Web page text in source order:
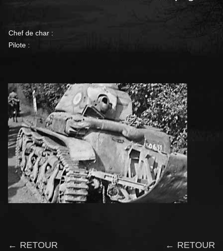
Chef de char :
Pilote :
← RETOUR
← RETOUR